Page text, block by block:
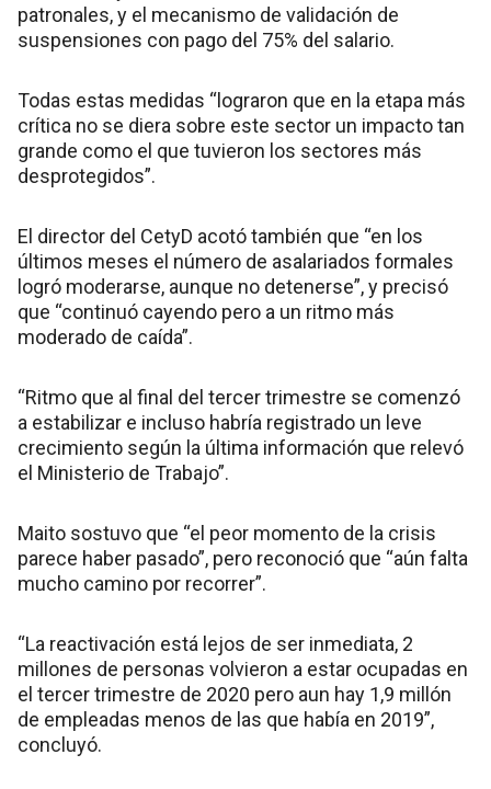
patronales, y el mecanismo de validación de
suspensiones con pago del 75% del salario.
Todas estas medidas “lograron que en la etapa más
crítica no se diera sobre este sector un impacto tan
grande como el que tuvieron los sectores más
desprotegidos”.
El director del CetyD acotó también que “en los
últimos meses el número de asalariados formales
logró moderarse, aunque no detenerse”, y precisó
que “continuó cayendo pero a un ritmo más
moderado de caída”.
“Ritmo que al final del tercer trimestre se comenzó
a estabilizar e incluso habría registrado un leve
crecimiento según la última información que relevó
el Ministerio de Trabajo”.
Maito sostuvo que “el peor momento de la crisis
parece haber pasado”, pero reconoció que “aún falta
mucho camino por recorrer”.
“La reactivación está lejos de ser inmediata, 2
millones de personas volvieron a estar ocupadas en
el tercer trimestre de 2020 pero aun hay 1,9 millón
de empleadas menos de las que había en 2019”,
concluyó.